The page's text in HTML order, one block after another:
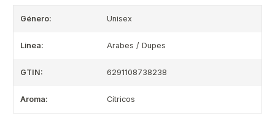
Género: Unisex
Linea: Arabes / Dupes
GTIN: 6291108738238
Aroma: Cítricos